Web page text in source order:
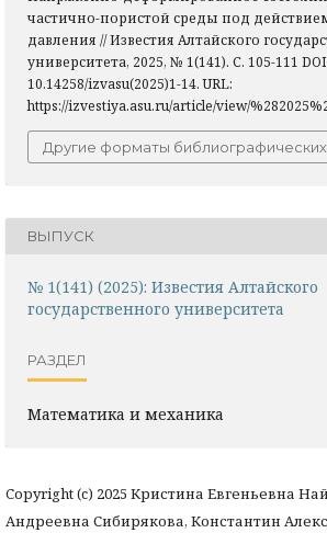
частично-пористой среды под
давления // Известия Алтайского
университета, 2025, № 1(141). С. 105-111
10.14258/izvasu(2025)1-14. URL:
https://izvestiya.asu.ru/article/view/
Другие форматы
ВЫПУСК
№ 1(141) (2025): Известия Алтайского
государственного университета
РАЗДЕЛ
Математика и механика
Copyright (c) 2025 Кристина Евгеньевна
Андреевна Сибирякова, Константин